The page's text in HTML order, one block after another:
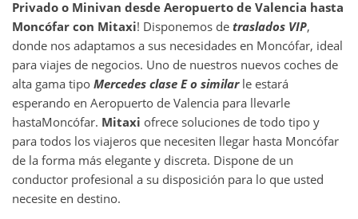
Privado o Minivan desde Aeropuerto de Valencia hasta
Moncófar con Mitaxi! Disponemos de traslados VIP,
donde nos adaptamos a sus necesidades en Moncófar, ideal
para viajes de negocios. Uno de nuestros nuevos coches de
alta gama tipo Mercedes clase E o similarle estará
esperando en Aeropuerto de Valencia para llevarle
hastaMoncófar. Mitaxi ofrece soluciones de todo tipo y
para todos los viajeros que necesiten llegar hasta Moncófar
de la forma más elegante y discreta. Dispone de un
conductor profesional a su disposición para lo que usted
necesite en destino.